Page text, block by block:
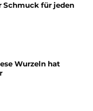
Schmuck für jeden
Wurzeln hat